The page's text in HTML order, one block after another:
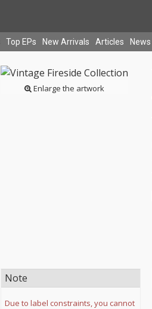
Top EPs New Arrivals Articles News
Enlarge the artwork
Note
Due to label constraints, you cannot